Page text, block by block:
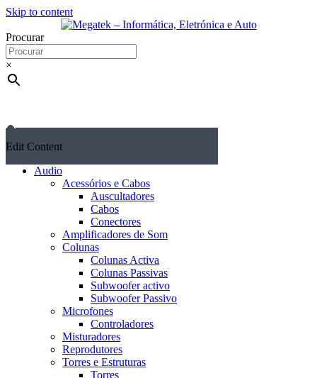
Skip to content
Procurar
×
Edit Content
Audio
Acessórios e Cabos
Auscultadores
Cabos
Conectores
Amplificadores de Som
Colunas
Colunas Activa
Colunas Passivas
Subwoofer activo
Subwoofer Passivo
Microfones
Controladores
Misturadores
Reprodutores
Torres e Estruturas
Torres